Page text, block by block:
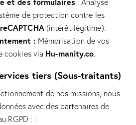
: Analyse
de protection contre les
(intérêt légitime).
: Mémorisation de vos
cookies via Hu-manity.co.
tiers (Sous-traitants)
de nos missions, nous
avec des partenaires de
RGPD : :